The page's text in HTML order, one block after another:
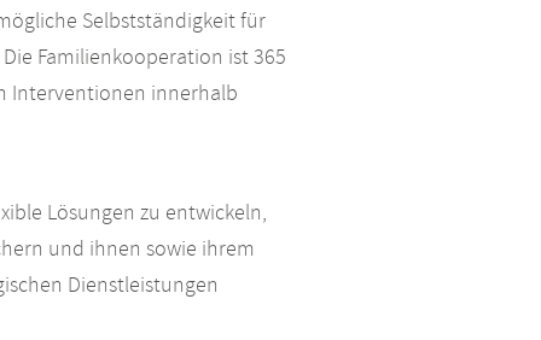
Selbstständigkeit für
Familienkooperation ist 365
Interventionen innerhalb
Lösungen zu entwickeln,
und ihnen sowie ihrem
Dienstleistungen